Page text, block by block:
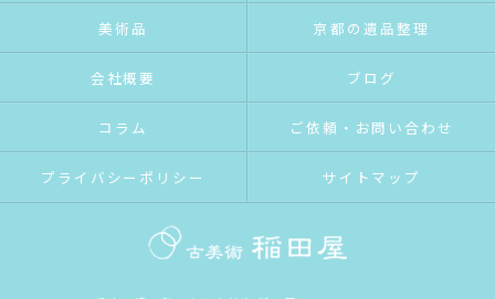
美術品 京都の遺品整理
会社概要 ブログ
コラム ご依頼・お問い合わせ
プライバシーポリシー サイトマップ